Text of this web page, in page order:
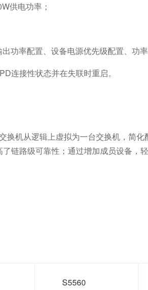
供电功率；
率配置、设备电源优先级配置、功率
接性状态并在失联时重启。
机从逻辑上虚拟为一台交换机，简化
链路级可靠性；通过增加成员设备，轻
S5560